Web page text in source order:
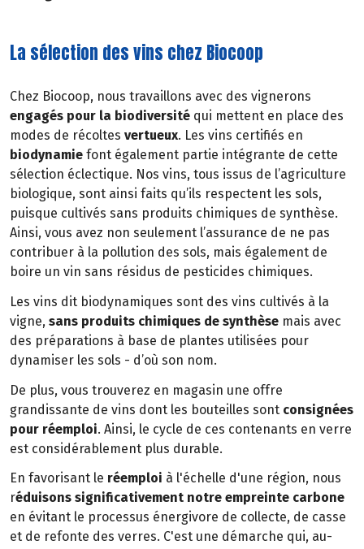
La sélection des vins chez Biocoop
Chez Biocoop, nous travaillons avec des vignerons
engagés pour la biodiversité qui mettent en place des
modes de récoltes vertueux. Les vins certifiés en
biodynamie font également partie intégrante de cette
sélection éclectique. Nos vins, tous issus de l’agriculture
biologique, sont ainsi faits qu’ils respectent les sols,
puisque cultivés sans produits chimiques de synthèse.
Ainsi, vous avez non seulement l’assurance de ne pas
contribuer à la pollution des sols, mais également de
boire un vin sans résidus de pesticides chimiques.
Les vins dit biodynamiques sont des vins cultivés à la
vigne, sans produits chimiques de synthèse mais avec
des préparations à base de plantes utilisées pour
dynamiser les sols - d’où son nom.
De plus, vous trouverez en magasin une offre
grandissante de vins dont les bouteilles sont consignées
pour réemploi. Ainsi, le cycle de ces contenants en verre
est considérablement plus durable.
En favorisant le réemploi à l'échelle d'une région, nous
réduisons significativement notre empreinte carbone
en évitant le processus énergivore de collecte, de casse
et de refonte des verres. C'est une démarche qui, au-